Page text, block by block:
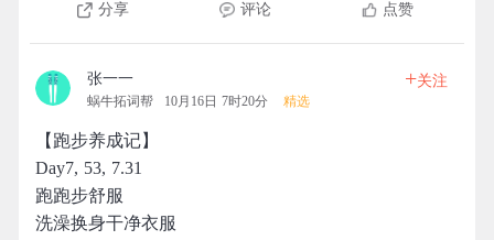
分享 评论 点赞
张一一
蜗牛拓词帮 10月16日 7时20分 精选
+关注
【跑步养成记】
Day7, 53, 7.31
跑跑步舒服
洗澡换身干净衣服